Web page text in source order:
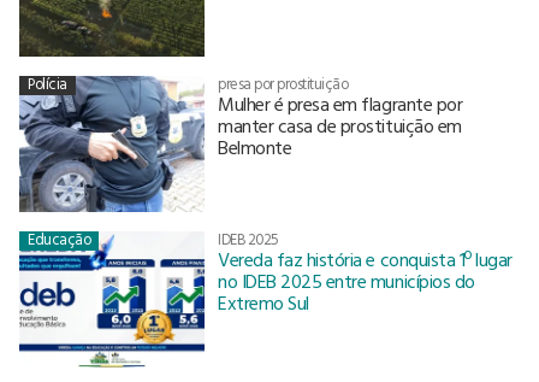
Polícia presa por prostituição
Mulher é presa em flagrante por
manter casa de prostituição em
Belmonte
Educação IDEB 2025
Vereda faz história e conquista 1º lugar
no IDEB 2025 entre municípios do
Extremo Sul